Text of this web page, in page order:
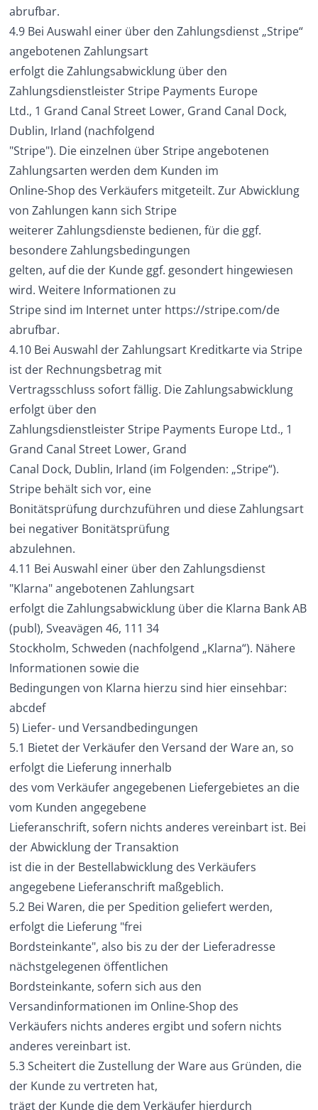
abrufbar.
4.9 Bei Auswahl einer über den Zahlungsdienst „Stripe“
angebotenen Zahlungsart
erfolgt die Zahlungsabwicklung über den
Zahlungsdienstleister Stripe Payments Europe
Ltd., 1 Grand Canal Street Lower, Grand Canal Dock,
Dublin, Irland (nachfolgend
"Stripe"). Die einzelnen über Stripe angebotenen
Zahlungsarten werden dem Kunden im
Online-Shop des Verkäufers mitgeteilt. Zur Abwicklung
von Zahlungen kann sich Stripe
weiterer Zahlungsdienste bedienen, für die ggf.
besondere Zahlungsbedingungen
gelten, auf die der Kunde ggf. gesondert hingewiesen
wird. Weitere Informationen zu
Stripe sind im Internet unter https://stripe.com/de
abrufbar.
4.10 Bei Auswahl der Zahlungsart Kreditkarte via Stripe
ist der Rechnungsbetrag mit
Vertragsschluss sofort fällig. Die Zahlungsabwicklung
erfolgt über den
Zahlungsdienstleister Stripe Payments Europe Ltd., 1
Grand Canal Street Lower, Grand
Canal Dock, Dublin, Irland (im Folgenden: „Stripe“).
Stripe behält sich vor, eine
Bonitätsprüfung durchzuführen und diese Zahlungsart
bei negativer Bonitätsprüfung
abzulehnen.
4.11 Bei Auswahl einer über den Zahlungsdienst
"Klarna" angebotenen Zahlungsart
erfolgt die Zahlungsabwicklung über die Klarna Bank AB
(publ), Sveavägen 46, 111 34
Stockholm, Schweden (nachfolgend „Klarna“). Nähere
Informationen sowie die
Bedingungen von Klarna hierzu sind hier einsehbar:
abcdef
5) Liefer- und Versandbedingungen
5.1 Bietet der Verkäufer den Versand der Ware an, so
erfolgt die Lieferung innerhalb
des vom Verkäufer angegebenen Liefergebietes an die
vom Kunden angegebene
Lieferanschrift, sofern nichts anderes vereinbart ist. Bei
der Abwicklung der Transaktion
ist die in der Bestellabwicklung des Verkäufers
angegebene Lieferanschrift maßgeblich.
5.2 Bei Waren, die per Spedition geliefert werden,
erfolgt die Lieferung "frei
Bordsteinkante", also bis zu der der Lieferadresse
nächstgelegenen öffentlichen
Bordsteinkante, sofern sich aus den
Versandinformationen im Online-Shop des
Verkäufers nichts anderes ergibt und sofern nichts
anderes vereinbart ist.
5.3 Scheitert die Zustellung der Ware aus Gründen, die
der Kunde zu vertreten hat,
trägt der Kunde die dem Verkäufer hierdurch